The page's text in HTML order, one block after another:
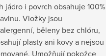
jádro i povrch obsahuje 100%
Vložky jsou
běleny bez chlóru,
plasty ani kovy a nejsou
Umožňují pokožce